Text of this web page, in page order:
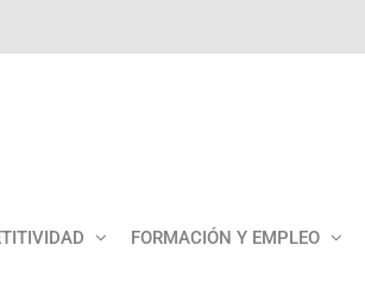
FORMACIÓN Y EMPLEO